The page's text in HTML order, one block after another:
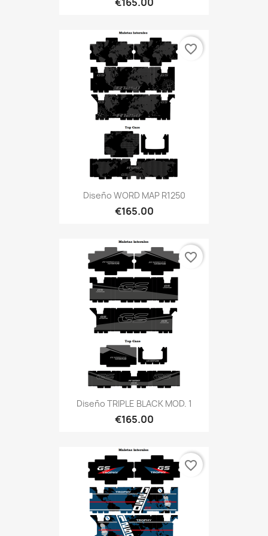
Diseño WORD MAP R1250
€165.00
favorite_border
Diseño TRIPLE BLACK MOD. 1
€165.00
favorite_border
favorite_border